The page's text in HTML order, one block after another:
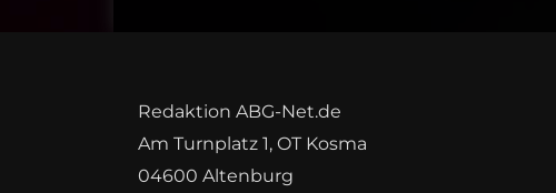
Redaktion ABG-Net.de
Am Turnplatz 1, OT Kosma
04600 Altenburg